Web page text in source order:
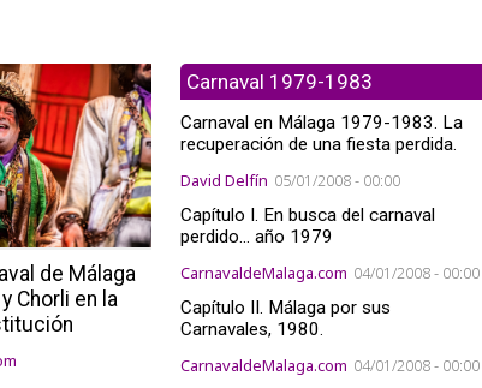
de Málaga
Chorli en la
Carnaval 1979-1983
Carnaval en Málaga 1979-1983. La
recuperación de una fiesta perdida.
David Delfín 05/01/2008 - 00:00
Capítulo I. En busca del carnaval
perdido... año 1979
CarnavaldeMalaga.com 04/01/2008 - 00:00
Capítulo II. Málaga por sus
Carnavales, 1980.
CarnavaldeMalaga.com 04/01/2008 - 00:00